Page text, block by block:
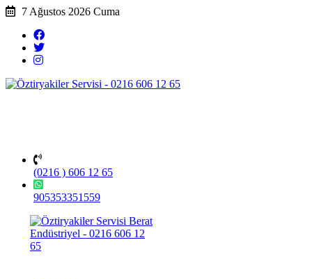
7 Ağustos 2026 Cuma
(0216 ) 606 12 65
905353351559